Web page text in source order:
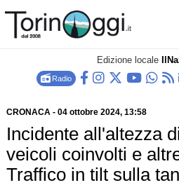
Edizione locale
Radio
CRONACA- 04 ottobre 2024, 13:58
Incidente all'altezza
veicoli coinvolti e
Traffico in tilt sulla